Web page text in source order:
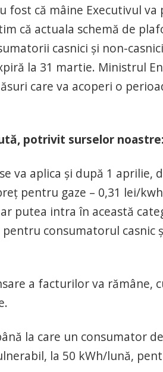
fost că mâine Executivul
că actuala schemă de
casnici și non-
la 31 martie. Ministrul
care va acoperi o
potrivit surselor noastre:
va aplica și după 1
pentru gaze – 0,31 lei/
putea intra în această
consumatorul casnic
a facturilor va rămâne,
la care un consumator
la 50 kWh/lună,